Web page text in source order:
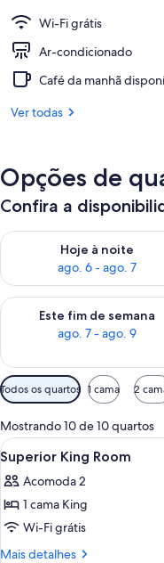
Wi-Fi grátis
Ar-condicionado
Café da manhã
Ver todas
Opções de
Confira a
Hoje à noite
ago. 6 - ago. 7
Verifica a disponibilidade
Este fim de semana
ago. 7 - ago. 9
Verifica a
Filtros
disponíveis
para
os
quartos
Todos os quartos 1 cama 2
Mostrando 10 de 10 quartos
Carrega
todas
as
fotos
de
Superior
1
Superior King Room
Acomoda 2
1 cama King
Wi-Fi grátis
Mais detalhes
Mais